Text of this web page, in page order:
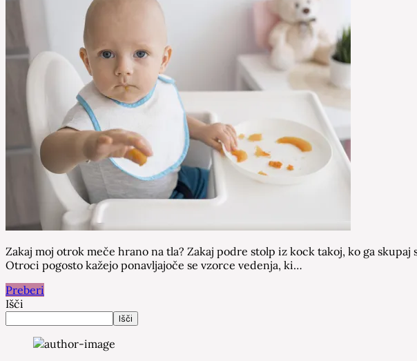
Zakaj moj otrok meče hrano na tla? Zakaj podre stolp iz kock takoj, ko ga
Otroci pogosto kažejo ponavljajoče se vzorce vedenja, ki…
Preberi
Išči
Išči